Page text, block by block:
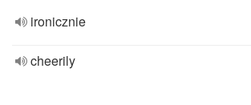
ironicznie
cheerily